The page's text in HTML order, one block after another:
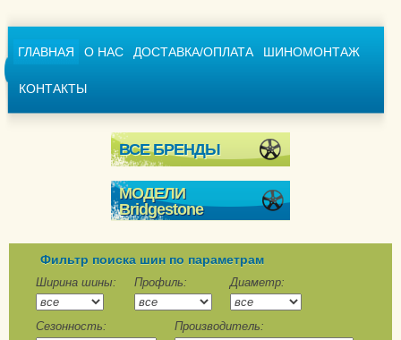
ГЛАВНАЯ О НАС ДОСТАВКА/ОПЛАТА ШИНОМОНТАЖ
КОНТАКТЫ
ВСЕ БРЕНДЫ
МОДЕЛИ
Bridgestone
Blizzak DM-V1
Blizzak DM-V2
Blizzak DM-V3
Blizzak ICE
Фильтр поиска шин по параметрам
Ширина шины: Профиль: Диаметр:
Сезонность: Производитель: